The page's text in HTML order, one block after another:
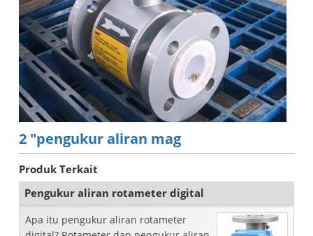
2 "pengukur aliran mag
Produk Terkait
Pengukur aliran rotameter digital
Apa itu pengukur aliran rotameter